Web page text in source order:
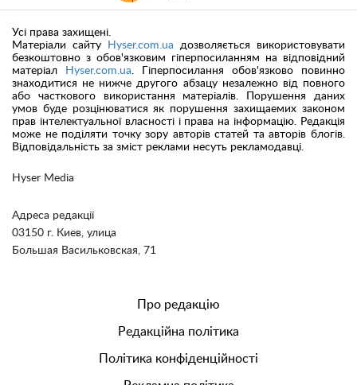
Hyser Media
Адреса редакції
03150 г. Киев, улица
Большая Васильковская, 71
Усі права захищені.
Матеріали сайту
Hyser.com.ua дозволяється використовувати
безкоштовно з обов'язковим гіперпосиланням на відповідний
матеріал
Hyser.com.ua. Гіперпосилання обов'язково повинно
знаходитися не нижче другого абзацу незалежно від повного
або часткового використання матеріалів. Порушення даних
умов буде розцінюватися як порушення захищаемих законом
прав інтелектуальної власності і права на інформацію. Редакція
може не поділяти точку зору авторів статей та авторів блогів.
Відповідальність за зміст реклами несуть рекламодавці.
Про редакцію
Редакційна політика
Політика конфіденційності